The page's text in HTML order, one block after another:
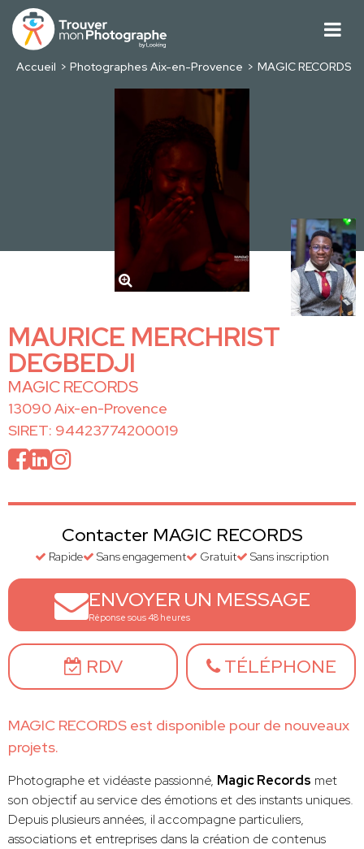
Accueil Photographes Aix-en-Provence MAGIC RECORDS
MAURICE MERCHRIST
DEGBEDJI
MAGIC RECORDS
13090 Aix-en-Provence
SIRET: 94423774200019
Contacter MAGIC RECORDS
Rapide Sans engagement Gratuit Sans inscription
ENVOYER UN MESSAGE
Réponse sous 48 heures
RDV TÉLÉPHONE
MAGIC RECORDS est disponible pour de nouveaux
projets.
Photographe et vidéaste passionné, Magic Records met
son objectif au service des émotions et des instants uniques.
Depuis plusieurs années, il accompagne particuliers,
associations et entreprises dans la création de contenus